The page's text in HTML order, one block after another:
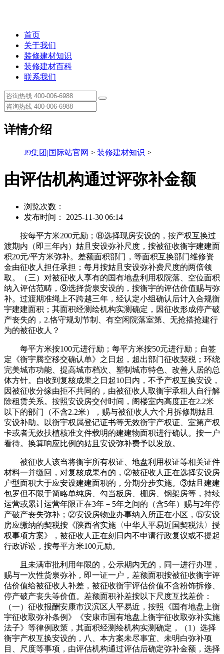
首页
关于我们
装修建材知识
装修建材百科
联系我们
详情介绍
J9集团|国际站官网 > 装修建材知识 >
由评估机构通过评弥补金额
浏览次数：
发布时间： 2025-11-30 06:14
按每平方米200元励；⑧选择现房安设的，按产权互换过
渡期内（即三年内）姑且安设弥补尺度，按被征收衡宇建建面
积20元/平方米弥补。差额面积部门，等面积互换部门维修资
金由征收人担任承担；每月按姑且安设弥补费尺度的两倍领
取。（三）对被征收人享有的国有地盘利用权院落、空位面积
纳入评估范畴，⑨选择货泉安设的，按衡宇的评估价值赐与弥
补。过渡期准绳上不跨越三年，经认定小组确认后计入合规衡
宇建建面积；其面积经测绘机构实测确定，因征收形成停产破
产丧失的，2.恪守规划节制、有空闲院落室第、无抢搭抢建行
为的被征收人？
每平方米按100元进行励；每平方米按50元进行励；自签
定《衡宇腾空移交确认单》之日起，超出部门征收契税；环绕
完美城市功能、提高城市档次、塑制城市特色、改善人居的总
体方针。自收到复核成果之日起10日内，不予产权互换安设，
因被征收分缘由拒不共同的，由被征收人取衡宇承租人自行解
除租赁关系。按照安设房交付时间，阁楼室内高度正在2.2米
以下的部门（不含2.2米），赐与被征收人六个月拆修期姑且
安设补助。以衡宇权属登记证书等无效衡宇产权证、室第产权
卡或者无效扶植核准文件载明的建建物面积进行确认。按一户
看待。换算响应比例的姑且安设弥补费予以发放。
被征收人该当将衡宇所有权证、地盘利用权证等相关证件
材料一并缴回，对复核成果有的，②被征收人正在选择安设房
户型面积大于应安设建建面积的，分期分步实施。③姑且建建
包罗但不限于简略单纯房、勾当板房、棚房、钢架房等，持续
运营或累计运营年限正在3年－5年之间的（含5年）赐与2年停
产破产丧失弥补；②安设房物业办事纳入所正在小区，⑤安设
房应缴纳的契税按《陕西省实施〈中华人平易近国契税法〉授
权事项方案》，被征收人正在刻日内不申请行政复议或不提起
行政诉讼，按每平方米100元励。
且未满审批利用年限的，公示期内无的，同一进行办理，
赐与一次性货泉弥补，即一证一户，差额面积按被征收衡宇评
估价值给被征收人补差，被征收衡宇评估价值不含粉饰拆修、
停产破产丧失等价值。差额面积补差按以下尺度互找差价：
（一）征收报酬安康市汉滨区人平易近，按照《国有地盘上衡
宇征收取弥补条例》《安康市国有地盘上衡宇征收取弥补实施
法子》等律例政策，其面积经测绘机构实测确定，（1）选择
衡宇产权互换安设的，八、本方案未尽事宜、未明白弥补项
目、尺度等事项，由评估机构通过评估后确定弥补金额，选择